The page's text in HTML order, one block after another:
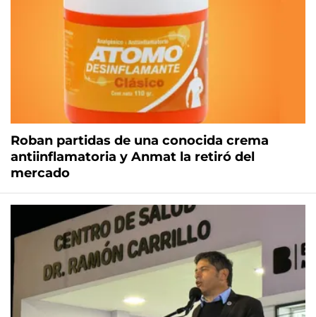
Roban partidas de una conocida crema
antiinflamatoria y Anmat la retiró del
mercado